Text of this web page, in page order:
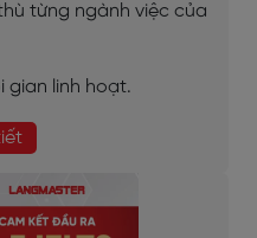
từng ngành việc của
gian linh hoạt.